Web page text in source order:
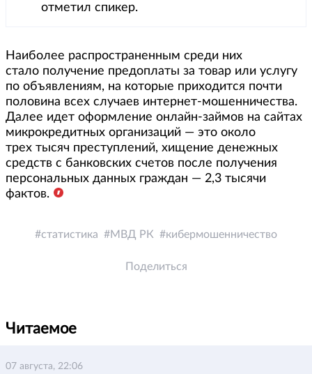
отметил спикер.
Наиболее распространенным среди них
стало получение предоплаты за товар или услугу
по объявлениям, на которые приходится почти
половина всех случаев интернет-мошенничества.
Далее идет оформление онлайн-займов на сайтах
микрокредитных организаций — это около
трех тысяч преступлений, хищение денежных
средств с банковских счетов после получения
персональных данных граждан — 2,3 тысячи
фактов.
статистика МВД РК кибермошенничество
Поделиться
Читаемое
07 августа, 22:06